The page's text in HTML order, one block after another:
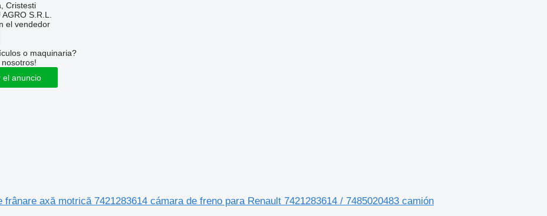
Cristesti
S.R.L.
el vendedor
o maquinaria?
nosotros!
el anuncio
frânare axă motrică 7421283614 cámara de freno para Renault 7421283614 / 7485020483 camión